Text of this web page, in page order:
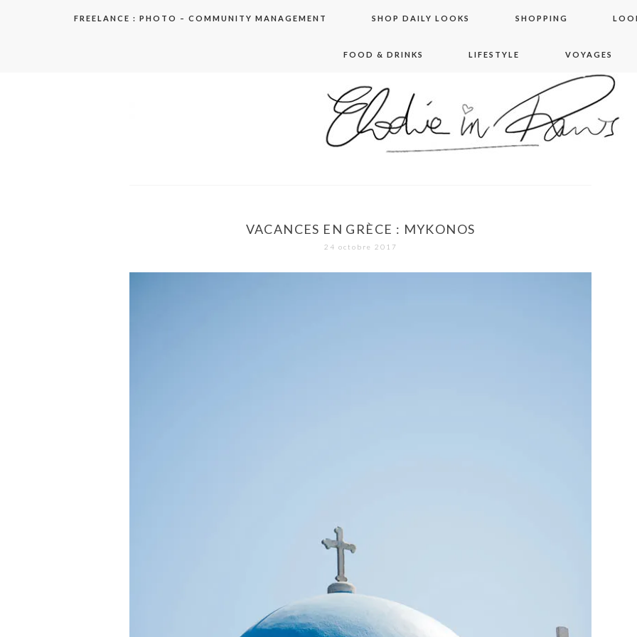
FREELANCE : PHOTO – COMMUNITY MANAGEMENT SHOP DAILY LOOKS SHOPPING
FOOD & DRINKS LIFESTYLE VOYAGES
elodie in paris
VACANCES EN GRÈCE : MYKONOS
24 octobre 2017